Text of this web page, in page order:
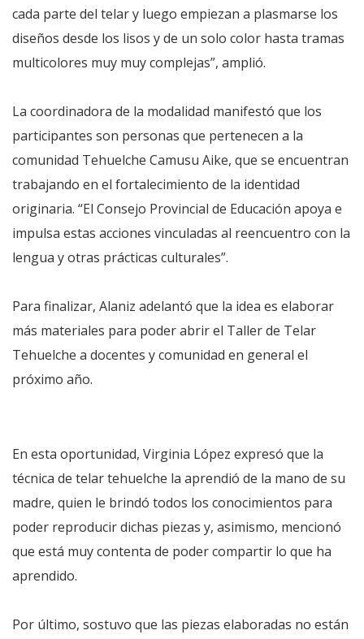
cada parte del telar y luego empiezan a plasmarse los
diseños desde los lisos y de un solo color hasta tramas
multicolores muy muy complejas”, amplió.
La coordinadora de la modalidad manifestó que los
participantes son personas que pertenecen a la
comunidad Tehuelche Camusu Aike, que se encuentran
trabajando en el fortalecimiento de la identidad
originaria. “El Consejo Provincial de Educación apoya e
impulsa estas acciones vinculadas al reencuentro con la
lengua y otras prácticas culturales”.
Para finalizar, Alaniz adelantó que la idea es elaborar
más materiales para poder abrir el Taller de Telar
Tehuelche a docentes y comunidad en general el
próximo año.
En esta oportunidad, Virginia López expresó que la
técnica de telar tehuelche la aprendió de la mano de su
madre, quien le brindó todos los conocimientos para
poder reproducir dichas piezas y, asimismo, mencionó
que está muy contenta de poder compartir lo que ha
aprendido.
Por último, sostuvo que las piezas elaboradas no están